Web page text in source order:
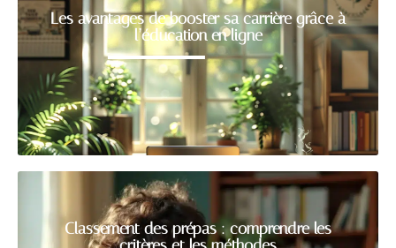
Les avantages de booster sa carrière grâce à
l’éducation en ligne
Classement des prépas : comprendre les